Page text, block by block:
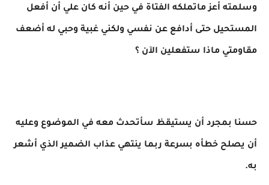
وسلمته أعز ماتملكه الفتاة في حين أنه كان علي أن أفعل
المستحيل حتى أدافع عن نفسي ولكني غبية وحبي له أضعف
مقاومتي ماذا ستفعلين الآن ؟
حسنا بمجرد أن يستيقظ سأتحدث معه في الموضوع وعليه
أن يصلح خطأه بسرعة ربما ينتهي عذاب الضمير الذي أشعر
به.